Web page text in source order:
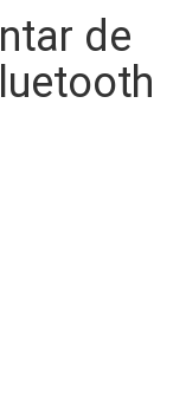
de